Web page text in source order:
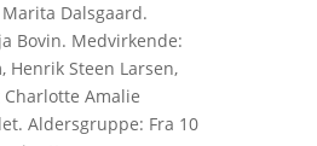
Dalsgaard.
Bovin. Medvirkende:
Henrik Steen Larsen,
Charlotte Amalie
Aldersgruppe: Fra 10